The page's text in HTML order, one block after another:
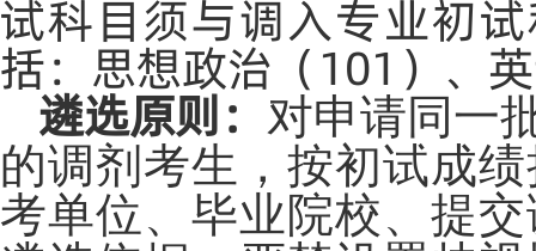
试科目须与调入专业初
括：思想政治（101）、
遴选原则：
对申请同一
的调剂考生，按初试成
考单位、毕业院校、提